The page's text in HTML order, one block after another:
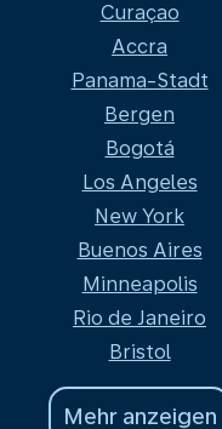
Curaçao
Accra
Panama-Stadt
Bergen
Bogotá
Los Angeles
New York
Buenos Aires
Minneapolis
Rio de Janeiro
Bristol
Mehr anzeigen